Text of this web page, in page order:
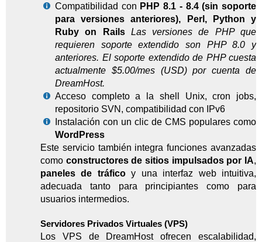
Compatibilidad con PHP 8.1 - 8.4 (sin soporte
para versiones anteriores), Perl, Python y
Ruby on Rails
Las versiones de PHP que
requieren soporte extendido son PHP 8.0 y
anteriores. El soporte extendido de PHP cuesta
actualmente $5.00/mes (USD) por cuenta de
DreamHost.
Acceso completo a la shell Unix, cron jobs,
repositorio SVN, compatibilidad con IPv6
Instalación con un clic de CMS populares como
WordPress
Este servicio también integra funciones avanzadas
como constructores de sitios impulsados por IA,
paneles de tráficoy una interfaz web intuitiva,
adecuada tanto para principiantes como para
usuarios intermedios.
Servidores Privados Virtuales (VPS)
Los VPS de DreamHost ofrecen escalabilidad,